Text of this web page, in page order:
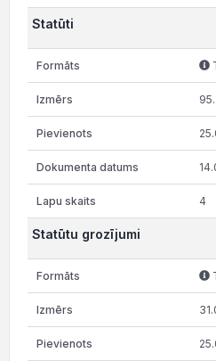
Statūti
4
Statūtu grozījumi